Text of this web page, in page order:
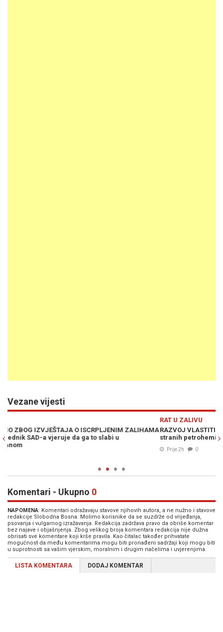
Vezane vijesti
RAZVOJ VLASTITIH KAPACITETA: Iran prekida zavisnost od 2.000
stranih petrohemijskih komponenti
Komentari - Ukupno 0
NAPOMENA: Komentari odražavaju stavove njihovih autora, a ne nužno i stavove
redakcije Slobodna Bosna. Molimo korisnike da se suzdrže od vrijeđanja,
psovanja i vulgarnog izražavanja. Redakcija zadržava pravo da obriše komentar
bez najave i objašnjenja. Zbog velikog broja komentara redakcija nije dužna
obrisati sve komentare koji krše pravila. Kao čitalac također prihvatate
mogućnost da među komentarima mogu biti pronađeni sadržaji koji mogu biti
u suprotnosti sa vašim vjerskim, moralnim i drugim načelima i uvjerenjima.
LISTA KOMENTARA DODAJ KOMENTAR